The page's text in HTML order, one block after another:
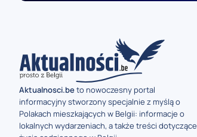
Aktualnosci.beto nowoczesny portal
informacyjny stworzony specjalnie z myślą o
Polakach mieszkających w Belgii: informacje o
lokalnych wydarzeniach, a także treści dotyczące